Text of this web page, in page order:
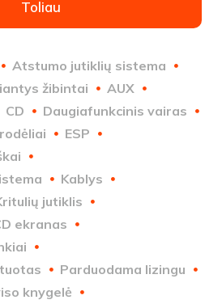
Toliau
Atstumo jutiklių sistema
žibintai
AUX
CD
Daugiafunkcinis vairas
ESP
Kablys
jutiklis
ekranas
Parduodama lizingu
knygelė